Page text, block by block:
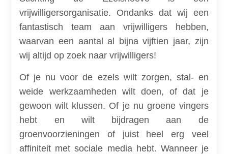
vrijwilligersorganisatie. Ondanks dat wij een
fantastisch team aan vrijwilligers hebben,
waarvan een aantal al bijna vijftien jaar, zijn
wij altijd op zoek naar vrijwilligers!
Of je nu voor de ezels wilt zorgen, stal- en
weide werkzaamheden wilt doen, of dat je
gewoon wilt klussen. Of je nu groene vingers
hebt en wilt bijdragen aan de
groenvoorzieningen of juist heel erg veel
affiniteit met sociale media hebt. Wanneer je